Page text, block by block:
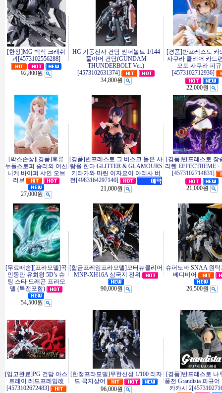
[한정]MG 백식 크래쉬
괴[4573102556288]
92,800원
HG 기동전사 건담 썬더볼트 1/144
풀아머 건담(GUNDAM
THUNDERBOLT Ver.)
[4573102631374]
34,800원
[경품]반프레스토 카
사쿠라 클리어 카드
모토 사쿠라 피
[4573102712936]
22,000원
[박스손상][경품]후류
누들스토퍼 승리의 여신
니케 바이퍼 샤인 오브
러브
27,000원
[경품]반프레스토 그 비스크 돌은 사
랑을 한다 GLITTER & GLAMOURS
키타가와 마린 이자요이 아리사 버
전[4983164297140]
21,000원
[경품]반프레스토 장
리렌 EFFECTREME -
[4573102714831]
21,000원
[무료배송][프라모델]곡
인동만 유희왕 5D’s 슈
팅 스타 드래곤 프라모
델 (특전포함)
54,500원
[합금프레임프라모델]모터뉴클리어
MNP-XH16A 삼국지 전위
90,000원
슈퍼노바 SNAA 원
베디비어
26,500원
[입고완료]PG 건담 아스
트레이 레드프레임改
[4573102672483]
[한정프라모델]무한신성 1/100 리자
드 극지상어
96,000원
[경품]반프레스토 나
풍전 Grandista 피규
카카시